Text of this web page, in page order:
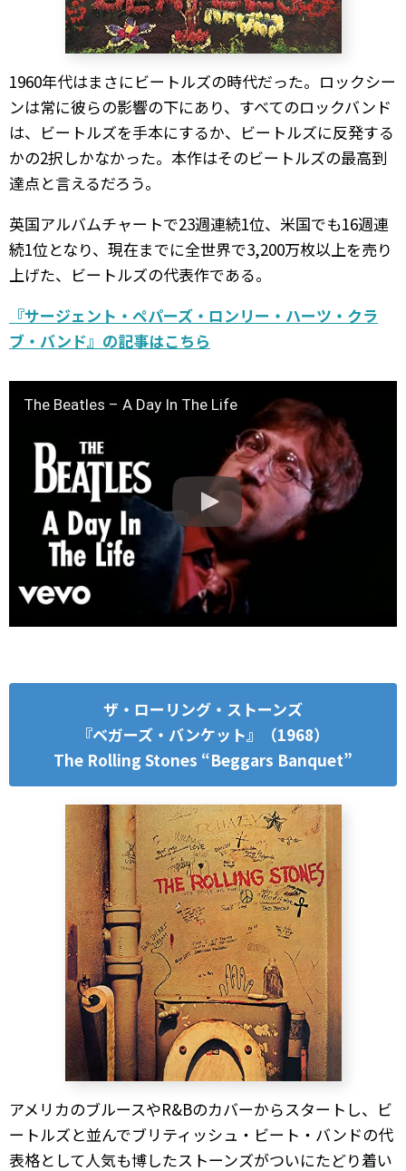
1960年代はまさにビートルズの時代だった。ロックシー
ンは常に彼らの影響の下にあり、すべてのロックバンド
は、ビートルズを手本にするか、ビートルズに反発する
かの2択しかなかった。本作はそのビートルズの最高到
達点と言えるだろう。
英国アルバムチャートで23週連続1位、米国でも16週連
続1位となり、現在までに全世界で3,200万枚以上を売り
上げた、ビートルズの代表作である。
『サージェント・ペパーズ・ロンリー・ハーツ・クラ
ブ・バンド』の記事はこちら
The Beatles – A Day In The Life
ザ・ローリング・ストーンズ
『ベガーズ・バンケット』（1968）
The Rolling Stones “Beggars Banquet”
アメリカのブルースやR&Bのカバーからスタートし、ビ
ートルズと並んでブリティッシュ・ビート・バンドの代
表格として人気も博したストーンズがついにたどり着い